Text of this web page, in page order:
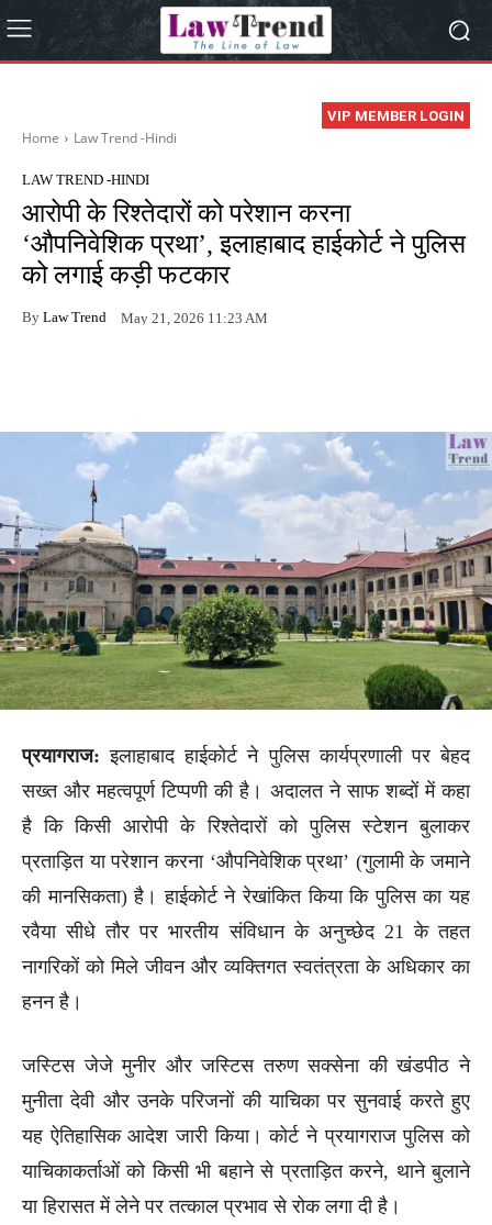
VIP MEMBER LOGIN
Home Law Trend -Hindi
LAW TREND -HINDI
आरोपी के रिश्तेदारों को परेशान करना
‘औपनिवेशिक प्रथा’, इलाहाबाद हाईकोर्ट ने पुलिस
को लगाई कड़ी फटकार
By Law Trend May 21, 2026 11:23 AM
प्रयागराज: इलाहाबाद हाईकोर्ट ने पुलिस कार्यप्रणाली पर बेहद
सख्त और महत्वपूर्ण टिप्पणी की है। अदालत ने साफ शब्दों में कहा
है कि किसी आरोपी के रिश्तेदारों को पुलिस स्टेशन बुलाकर
प्रताड़ित या परेशान करना ‘औपनिवेशिक प्रथा’ (गुलामी के जमाने
की मानसिकता) है। हाईकोर्ट ने रेखांकित किया कि पुलिस का यह
रवैया सीधे तौर पर भारतीय संविधान के अनुच्छेद 21 के तहत
नागरिकों को मिले जीवन और व्यक्तिगत स्वतंत्रता के अधिकार का
हनन है।
जस्टिस जेजे मुनीर और जस्टिस तरुण सक्सेना की खंडपीठ ने
मुनीता देवी और उनके परिजनों की याचिका पर सुनवाई करते हुए
यह ऐतिहासिक आदेश जारी किया। कोर्ट ने प्रयागराज पुलिस को
याचिकाकर्ताओं को किसी भी बहाने से प्रताड़ित करने, थाने बुलाने
या हिरासत में लेने पर तत्काल प्रभाव से रोक लगा दी है।